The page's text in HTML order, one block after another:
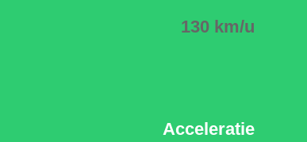
130 km/u
Acceleratie